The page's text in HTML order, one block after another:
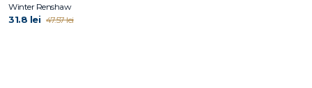
Winter Renshaw
31.8 lei 47.57 lei